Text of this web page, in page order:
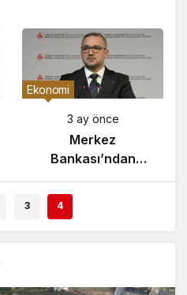
Ekonomi
3 ay önce
Merkez
Bankası’ndan
Enflasyon Raporu
Açıklaması
3 4